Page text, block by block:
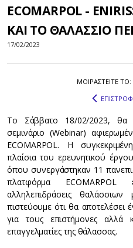
ECOMARPOL -
ΚΑΙ ΤΟ ΘΑΛΑΣΣΙΟ
17/02/2023
ΜΟΙΡΑΣΤEIΤΕ ΤΟ:
Το Σάββατο 18/02/2023, θα
σεμινάριο (Webinar)
ECOMARPOL. Η
πλαίσια του ερευνητικού
όπου συνεργάστηκαν 11
πλατφόρμα
αλληλεπιδράσεις θαλάσσιων
πιστεύουμε ότι θα αποτελέσει
για τους επιστήμονες αλλά
επαγγελματίες της θάλασσας.